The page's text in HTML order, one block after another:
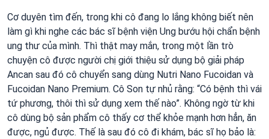
Cơ duyên tìm đến, trong khi cô đang lo lắng không biết nên
làm gì khi nghe các bác sĩ bệnh viện Ung bướu hội chẩn bệnh
ung thư của mình. Thì thật may mắn, trong một lần trò
chuyện cô được người chị giới thiệu sử dụng bộ giải pháp
Ancan sau đó cô chuyển sang dùng Nutri Nano Fucoidan và
Fucoidan Nano Premium. Cô Son tự nhủ rằng: “Có bệnh thì vái
tứ phương, thôi thì sử dụng xem thế nào”. Không ngờ từ khi
cô dùng bộ sản phẩm cô thấy cơ thể khỏe mạnh hơn hẳn, ăn
được, ngủ được. Thế là sau đó cô đi khám, bác sĩ họ bảo là: